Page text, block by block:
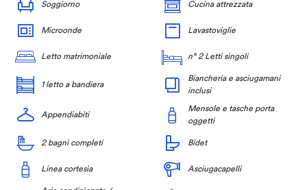
Soggiorno Cucina attrezzata
Microonde Lavastoviglie
Letto matrimoniale n° 2 Letti singoli
1 letto a bandiera
Biancheria e asciugamani
inclusi
Appendiabiti
Mensole e tasche porta
oggetti
2 bagni completi Bidet
Linea cortesia Asciugacapelli